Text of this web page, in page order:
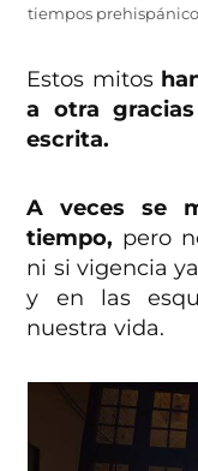
tiempos
Estos mitos
a otra
escrita.
A veces se
tiempo, pero
ni si vigencia
y en las
nuestra vida.